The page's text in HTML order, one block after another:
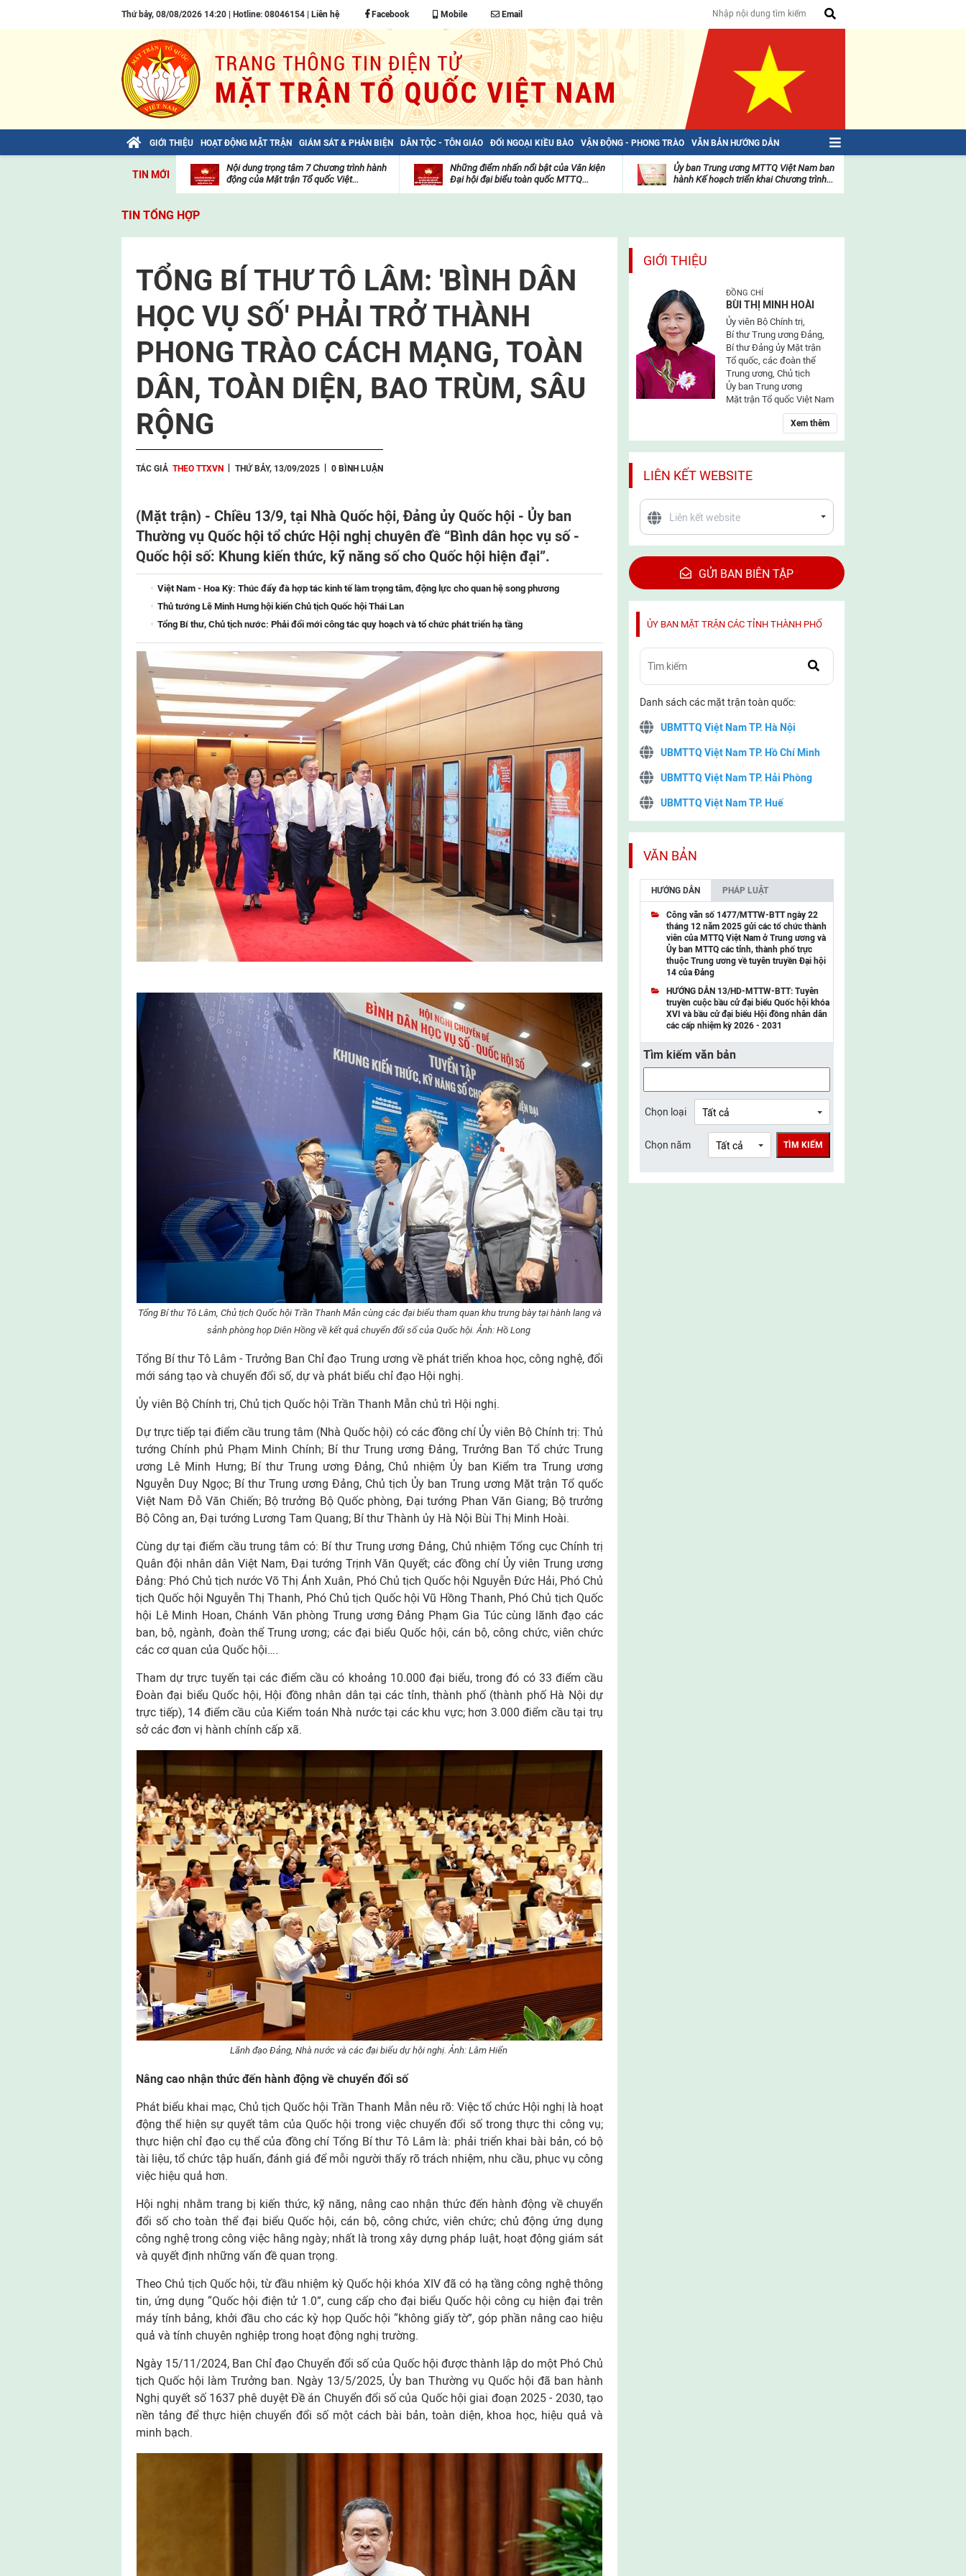
Thứ bảy, 08/08/2026 14:20 | Hotline: 08046154 | Liên hệ Facebook Mobile Email
GIỚI THIỆU HOẠT ĐỘNG MẶT TRẬN GIÁM SÁT & PHẢN BIỆN DÂN TỘC - TÔN GIÁO ĐỐI NGOẠI KIỀU BÀO VẬN ĐỘNG - PHONG TRÀO VĂN BẢN HƯỚNG DẪN
TIN MỚI
Bài viết của Tổng Bí thư Tô Lâm: TIẾN
viện
Nội dung trọng tâm 7 Chương trình hành
động của Mặt trận Tổ quốc Việt...
Những điểm nhấn nổi bật của Văn kiện
Đại hội đại biểu toàn quốc MTTQ...
mặt
trận
Ủy ban Trung ương MTTQ Việt Nam ban
hành Kế hoạch triển khai Chương trình...
TIN TỔNG HỢP
TỔNG BÍ THƯ TÔ LÂM: 'BÌNH DÂN
HỌC VỤ SỐ' PHẢI TRỞ THÀNH
PHONG TRÀO CÁCH MẠNG, TOÀN
DÂN, TOÀN DIỆN, BAO TRÙM, SÂU
RỘNG
TÁC GIẢ THEO TTXVN THỨ BẢY, 13/09/2025 0 BÌNH LUẬN
(Mặt trận) - Chiều 13/9, tại Nhà Quốc hội, Đảng ủy Quốc hội - Ủy ban
Thường vụ Quốc hội tổ chức Hội nghị chuyên đề “Bình dân học vụ số -
Quốc hội số: Khung kiến thức, kỹ năng số cho Quốc hội hiện đại”.
Việt Nam - Hoa Kỳ: Thúc đẩy đà hợp tác kinh tế làm trọng tâm, động lực cho quan hệ song phương
Thủ tướng Lê Minh Hưng hội kiến Chủ tịch Quốc hội Thái Lan
Tổng Bí thư, Chủ tịch nước: Phải đổi mới công tác quy hoạch và tổ chức phát triển hạ tầng
Tổng Bí thư Tô Lâm, Chủ tịch Quốc hội Trần Thanh Mẫn cùng các đại biểu tham quan khu trưng bày tại hành lang và
sảnh phòng họp Diên Hồng về kết quả chuyển đổi số của Quốc hội. Ảnh: Hồ Long
Tổng Bí thư Tô Lâm - Trưởng Ban Chỉ đạo Trung ương về phát triển khoa học, công nghệ, đổi
mới sáng tạo và chuyển đổi số, dự và phát biểu chỉ đạo Hội nghị.
Ủy viên Bộ Chính trị, Chủ tịch Quốc hội Trần Thanh Mẫn chủ trì Hội nghị.
Dự trực tiếp tại điểm cầu trung tâm (Nhà Quốc hội) có các đồng chí Ủy viên Bộ Chính trị: Thủ
tướng Chính phủ Phạm Minh Chính; Bí thư Trung ương Đảng, Trưởng Ban Tổ chức Trung
ương Lê Minh Hưng; Bí thư Trung ương Đảng, Chủ nhiệm Ủy ban Kiểm tra Trung ương
Nguyễn Duy Ngọc; Bí thư Trung ương Đảng, Chủ tịch Ủy ban Trung ương Mặt trận Tổ quốc
Việt Nam Đỗ Văn Chiến; Bộ trưởng Bộ Quốc phòng, Đại tướng Phan Văn Giang; Bộ trưởng
Bộ Công an, Đại tướng Lương Tam Quang; Bí thư Thành ủy Hà Nội Bùi Thị Minh Hoài.
Cùng dự tại điểm cầu trung tâm có: Bí thư Trung ương Đảng, Chủ nhiệm Tổng cục Chính trị
Quân đội nhân dân Việt Nam, Đại tướng Trịnh Văn Quyết; các đồng chí Ủy viên Trung ương
Đảng: Phó Chủ tịch nước Võ Thị Ánh Xuân, Phó Chủ tịch Quốc hội Nguyễn Đức Hải, Phó Chủ
tịch Quốc hội Nguyễn Thị Thanh, Phó Chủ tịch Quốc hội Vũ Hồng Thanh, Phó Chủ tịch Quốc
hội Lê Minh Hoan, Chánh Văn phòng Trung ương Đảng Phạm Gia Túc cùng lãnh đạo các
ban, bộ, ngành, đoàn thể Trung ương; các đại biểu Quốc hội, cán bộ, công chức, viên chức
các cơ quan của Quốc hội….
Tham dự trực tuyến tại các điểm cầu có khoảng 10.000 đại biểu, trong đó có 33 điểm cầu
Đoàn đại biểu Quốc hội, Hội đồng nhân dân tại các tỉnh, thành phố (thành phố Hà Nội dự
trực tiếp), 14 điểm cầu của Kiểm toán Nhà nước tại các khu vực; hơn 3.000 điểm cầu tại trụ
sở các đơn vị hành chính cấp xã.
Lãnh đạo Đảng, Nhà nước và các đại biểu dự hội nghị. Ảnh: Lâm Hiển
Nâng cao nhận thức đến hành động về chuyển đổi số
Phát biểu khai mạc, Chủ tịch Quốc hội Trần Thanh Mẫn nêu rõ: Việc tổ chức Hội nghị là hoạt
động thể hiện sự quyết tâm của Quốc hội trong việc chuyển đổi số trong thực thi công vụ;
thực hiện chỉ đạo cụ thể của đồng chí Tổng Bí thư Tô Lâm là: phải triển khai bài bản, có bộ
tài liệu, tổ chức tập huấn, đánh giá để mỗi người thấy rõ trách nhiệm, nhu cầu, phục vụ công
việc hiệu quả hơn.
Hội nghị nhằm trang bị kiến thức, kỹ năng, nâng cao nhận thức đến hành động về chuyển
đổi số cho toàn thể đại biểu Quốc hội, cán bộ, công chức, viên chức; chủ động ứng dụng
công nghệ trong công việc hằng ngày; nhất là trong xây dựng pháp luật, hoạt động giám sát
và quyết định những vấn đề quan trọng.
Theo Chủ tịch Quốc hội, từ đầu nhiệm kỳ Quốc hội khóa XIV đã có hạ tầng công nghệ thông
tin, ứng dụng “Quốc hội điện tử 1.0”, cung cấp cho đại biểu Quốc hội công cụ hiện đại trên
máy tính bảng, khởi đầu cho các kỳ họp Quốc hội “không giấy tờ”, góp phần nâng cao hiệu
quả và tính chuyên nghiệp trong hoạt động nghị trường.
Ngày 15/11/2024, Ban Chỉ đạo Chuyển đổi số của Quốc hội được thành lập do một Phó Chủ
tịch Quốc hội làm Trưởng ban. Ngày 13/5/2025, Ủy ban Thường vụ Quốc hội đã ban hành
Nghị quyết số 1637 phê duyệt Đề án Chuyển đổi số của Quốc hội giai đoạn 2025 - 2030, tạo
nền tảng để thực hiện chuyển đổi số một cách bài bản, toàn diện, khoa học, hiệu quả và
minh bạch.
GIỚI THIỆU
ĐỒNG CHÍ
BÙI THỊ MINH HOÀI
Ủy viên Bộ Chính trị,
Bí thư Trung ương Đảng,
Bí thư Đảng ủy Mặt trận
Tổ quốc, các đoàn thể
Trung ương, Chủ tịch
Ủy ban Trung ương
Mặt trận Tổ quốc Việt Nam
Xem thêm
LIÊN KẾT WEBSITE
GỬI BAN BIÊN TẬP
ỦY BAN MẶT TRẬN CÁC TỈNH THÀNH PHỐ
Danh sách các mặt trận toàn quốc:
UBMTTQ Việt Nam TP. Hà Nội
UBMTTQ Việt Nam TP. Hồ Chí Minh
UBMTTQ Việt Nam TP. Hải Phòng
UBMTTQ Việt Nam TP. Huế
UBMTTQ Việt Nam TP. Cần Thơ
UBMTTQ Việt Nam tỉnh Quảng Ninh
UBMTTQ Việt Nam tỉnh Cao Bằng
UBMTTQ Việt Nam tỉnh Lạng Sơn
UBMTTQ Việt Nam tỉnh Lai Châu
UBMTTQ Việt Nam tỉnh Điện Biên
UBMTTQ Việt Nam tỉnh Sơn La
UBMTTQ Việt Nam tỉnh Thanh Hóa
UBMTTQ Việt Nam tỉnh Nghệ An
UBMTTQ Việt Nam tỉnh Lào Cai
UBMTTQ Việt Nam tỉnh Thái Nguyên
VĂN BẢN
HƯỚNG DẪN PHÁP LUẬT
Công văn số 1477/MTTW-BTT ngày 22
tháng 12 năm 2025 gửi các tổ chức thành
viên của MTTQ Việt Nam ở Trung ương và
Ủy ban MTTQ các tỉnh, thành phố trực
thuộc Trung ương về tuyên truyền Đại hội
14 của Đảng
HƯỚNG DẪN 13/HD-MTTW-BTT: Tuyên
truyền cuộc bầu cử đại biểu Quốc hội khóa
XVI và bầu cử đại biểu Hội đồng nhân dân
các cấp nhiệm kỳ 2026 - 2031
Tìm kiếm văn bản
Chọn loại
Chọn năm TÌM KIẾM